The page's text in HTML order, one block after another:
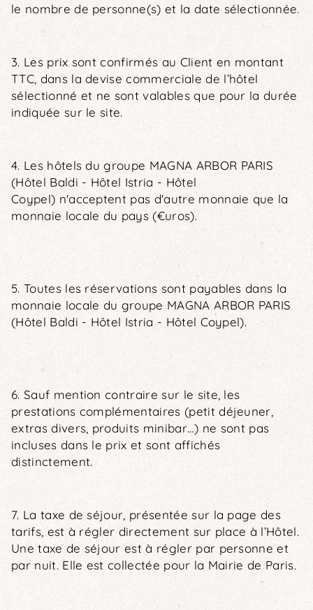
le nombre de personne(s) et la date sélectionnée.
3. Les prix sont confirmés au Client en montant
TTC, dans la devise commerciale de l’hôtel
sélectionné et ne sont valables que pour la durée
indiquée sur le site.
4. Les hôtels du groupe MAGNA ARBOR PARIS
(Hôtel Baldi - Hôtel Istria - Hôtel
Coypel) n'acceptent pas d'autre monnaie que la
monnaie locale du pays (€uros).
5. Toutes les réservations sont payables dans la
monnaie locale du groupe MAGNA ARBOR PARIS
(Hôtel Baldi - Hôtel Istria - Hôtel Coypel).
6. Sauf mention contraire sur le site, les
prestations complémentaires (petit déjeuner,
extras divers, produits minibar…) ne sont pas
incluses dans le prix et sont affichés
distinctement.
7. La taxe de séjour, présentée sur la page des
tarifs, est à régler directement sur place à l’Hôtel.
Une taxe de séjour est à régler par personne et
par nuit. Elle est collectée pour la Mairie de Paris.